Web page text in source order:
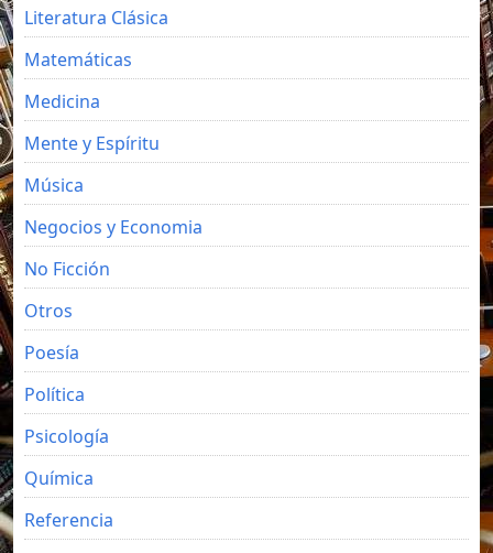
Literatura Clásica
Matemáticas
Medicina
Mente y Espíritu
Música
Negocios y Economia
No Ficción
Otros
Poesía
Política
Psicología
Química
Referencia